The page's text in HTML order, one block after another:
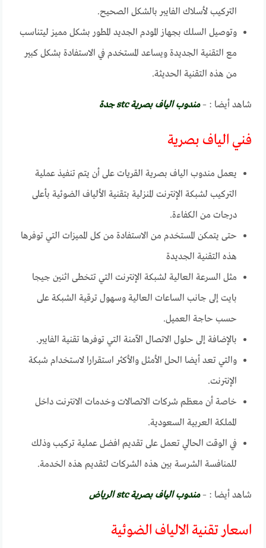
التركيب لأسلاك الفايبر بالشكل الصحيح.
وتوصيل السلك بجهاز المودم الجديد المطور بشكل مميز ليتناسب
مع التقنية الجديدة ويساعد المستخدم في الاستفادة بشكل كبير
من هذه التقنية الحديثة.
شاهد أيضا : –مندوب الياف بصرية stc جدة
فني الياف بصرية
يعمل مندوب الياف بصرية القريات على أن يتم تنفيذ عملية
التركيب لشبكة الإنترنت المنزلية بتقنية الألياف الضوئية بأعلى
درجات من الكفاءة.
حتى يتمكن المستخدم من الاستفادة من كل المميزات التي توفرها
هذه التقنية الجديدة
مثل السرعة العالية لشبكة الإنترنت التي تتخطى اثنين جيجا
بايت إلى جانب الساعات العالية وسهول ترقية الشبكة على
حسب حاجة العميل.
بالإضافة إلى حلول الاتصال الآمنة التي توفرها تقنية الفايبر.
والتي تعد أيضا الحل الأمثل والأكثر استقرارا لاستخدام شبكة
الإنترنت.
خاصة أن معظم شركات الاتصالات وخدمات الانترنت داخل
المملكة العربية السعودية.
في الوقت الحالي تعمل على تقديم افضل عملية تركيب وذلك
للمنافسة الشرسة بين هذه الشركات لتقديم هذه الخدمة.
شاهد أيضا : –مندوب الياف بصرية stc الرياض
اسعار تقنية الالياف الضوئية